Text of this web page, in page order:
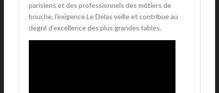
parisiens et des professionnels des métiers de
bouche, l'exigence Le Delas veille et contribue au
degré d’excellence des plus grandes tables.